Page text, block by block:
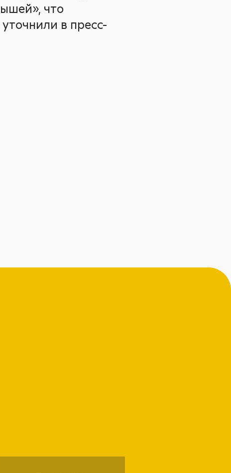
что
в пресс-